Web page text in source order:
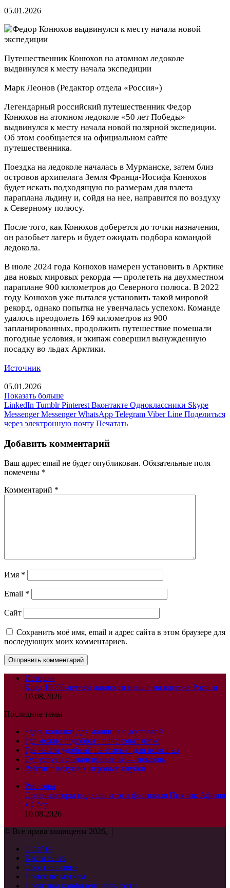
05.01.2026
Путешественник Конюхов на атомном ледоколе
выдвинулся к месту начала экспедиции
Марк Леонов (Редактор отдела «Россия»)
Легендарный российский путешественник Федор
Конюхов на атомном ледоколе «50 лет Победы»
выдвинулся к месту начала новой полярной экспедиции.
Об этом сообщается на официальном сайте
путешественника.
Поездка на ледоколе началась в Мурманске, затем близ
островов архипелага Земля Франца-Иосифа Конюхов
будет искать подходящую по размерам для взлета
параплана льдину и, сойдя на нее, направится по воздуху
к Северному полюсу.
После того, как Конюхов доберется до точки назначения,
он разобьет лагерь и будет ожидать подбора командой
ледокола.
В июле 2024 года Конюхов намерен установить в Арктике
два новых мировых рекорда — пролететь на двухместном
параплане 900 километров до Северного полюса. В 2022
году Конюхов уже пытался установить такой мировой
рекорд, однако попытка не увенчалась успехом. Команде
удалось преодолеть 169 километров из 900
запланированных, продолжить путешествие помешали
погодные условия, и экипаж совершил вынужденную
посадку во льдах Арктики.
Источник
05.01.2026
Показать больше
LinkedIn Tumblr Pinterest Вконтакте Одноклассники Skype
Messenger Messenger WhatsApp Telegram Viber Line Поделиться
через электронную почту Печатать
Добавить комментарий
Ваш адрес email не будет опубликован. Обязательные поля
помечены *
Комментарий *
Имя *
Email *
Сайт
Сохранить моё имя, email и адрес сайта в этом браузере для
последующих моих комментариев.
История
Клад 10000-летней давности нашли на востоке России
10.08.2026
Последние темы
Здесь колодки для машины с доставкой
Где можно подобрать пансионат легко
Где найти удобный пансионат для пожилых
Тут услуги финансирования — помощь
Рейтинг ведущих игровых клубов
Регионы
Организаторы подвели итоги фестиваля Пикник Афиши
х Сбер
10.08.2026
© Все права защищены 2026, |
О сайте
Карта сайта
Обратная связь
Поиск по меткам
Политика конфиденциальности